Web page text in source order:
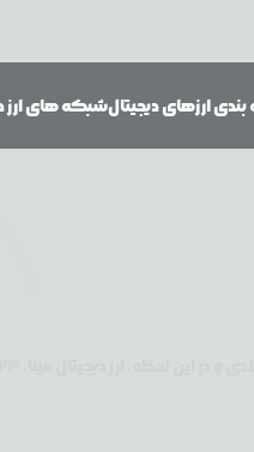
شبکه‌ های ارزارزهای دیجیتال